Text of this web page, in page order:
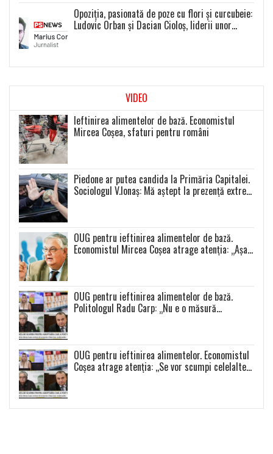
Opoziția, pasionată de poze cu flori și curcubeie:
Ludovic Orban și Dacian Cioloș, liderii unor
VIDEO
Ieftinirea alimentelor de bază. Economistul
Mircea Coșea, sfaturi pentru români
Piedone ar putea candida la Primăria Capitalei.
Sociologul V.Ionaș: Mă aștept la prezență extrem
OUG pentru ieftinirea alimentelor de bază.
Economistul Mircea Coșea atrage atenția: „Așa
OUG pentru ieftinirea alimentelor de bază.
Politologul Radu Carp: „Nu e o măsură
OUG pentru ieftinirea alimentelor. Economistul
Coșea atrage atenția: ,,Se vor scumpi celelalte